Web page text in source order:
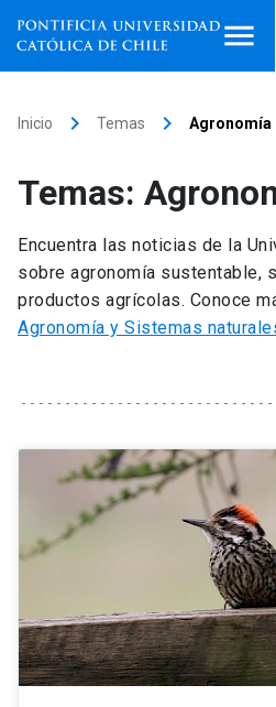
Facultades, escuelas e
institutos
Investigación
Extensión
Vinculación
Universidad
Información para keyboard_arrow_down
Futuros estudiantes
Estudiantes
Go to english site launch
ACCESOS DIRECTOS
Inicio keyboard_arrow_right Temas keyboard_arrow_right Agronomía
Temas:
Encuentra las noticias de la
sobre agronomía sustentable,
productos agrícolas. Conoce
Agronomía y Sistemas